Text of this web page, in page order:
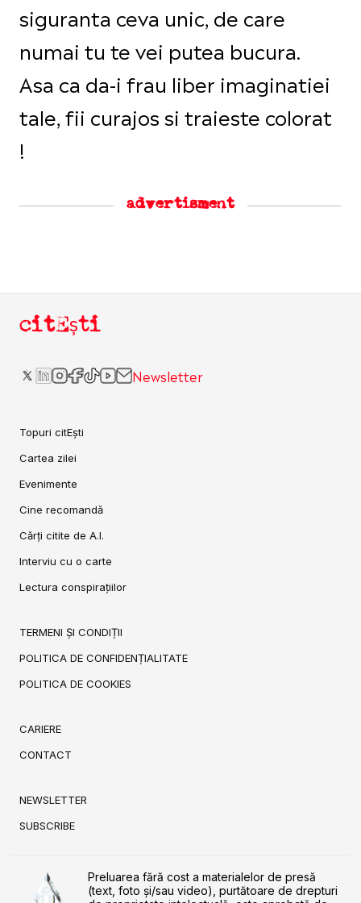
siguranta ceva unic, de care
numai tu te vei putea bucura.
Asa ca da-i frau liber imaginatiei
tale, fii curajos si traieste colorat
!
advertisment
citEști
Newsletter
Topuri citEști
Cartea zilei
Evenimente
Cine recomandă
Cărți citite de A.I.
Interviu cu o carte
Lectura conspirațiilor
TERMENI ȘI CONDIȚII
POLITICA DE CONFIDENȚIALITATE
POLITICA DE COOKIES
CARIERE
CONTACT
NEWSLETTER
SUBSCRIBE
Preluarea fără cost a materialelor de presă
(text, foto și/sau video), purtătoare de drepturi